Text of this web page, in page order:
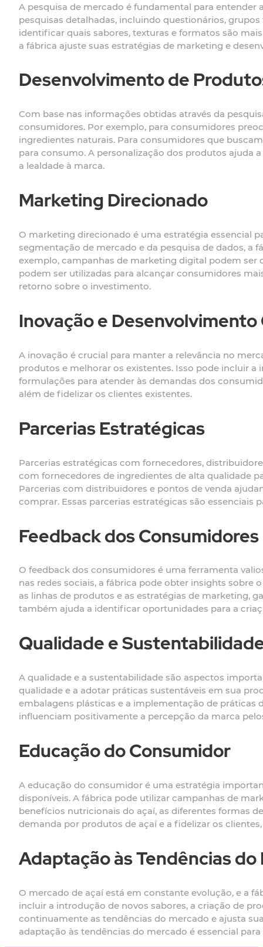
A pesquisa de mercado é fundamental para
pesquisas detalhadas, incluindo questionários,
identificar quais sabores, texturas e formatos são
a fábrica ajuste suas estratégias de marketing e
Desenvolvimento de
Com base nas informações obtidas através da
consumidores. Por exemplo, para consumidores
ingredientes naturais. Para consumidores que
para consumo. A personalização dos produtos ajuda
a lealdade à marca.
Marketing Direcionado
O marketing direcionado é uma estratégia essencial
segmentação de mercado e da pesquisa de dados,
exemplo, campanhas de marketing digital podem ser
podem ser utilizadas para alcançar consumidores
retorno sobre o investimento.
Inovação e
A inovação é crucial para manter a relevância no
produtos e melhorar os existentes. Isso pode incluir
formulações para atender às demandas dos
além de fidelizar os clientes existentes.
Parcerias Estratégicas
Parcerias estratégicas com fornecedores,
com fornecedores de ingredientes de alta qualidade
Parcerias com distribuidores e pontos de venda
comprar. Essas parcerias estratégicas são essenciais
Feedback dos Consumidores
O feedback dos consumidores é uma ferramenta
nas redes sociais, a fábrica pode obter insights sobre
as linhas de produtos e as estratégias de marketing,
também ajuda a identificar oportunidades para a
Qualidade e
A qualidade e a sustentabilidade são aspectos
qualidade e a adotar práticas sustentáveis em sua
embalagens plásticas e a implementação de
influenciam positivamente a percepção da marca
Educação do Consumidor
A educação do consumidor é uma estratégia
disponíveis. A fábrica pode utilizar campanhas de
benefícios nutricionais do açaí, as diferentes formas
demanda por produtos de açaí e a fidelizar os
Adaptação às Tendências do
O mercado de açaí está em constante evolução, e a
incluir a introdução de novos sabores, a criação de
continuamente as tendências do mercado e ajusta
adaptação às tendências do mercado é essencial